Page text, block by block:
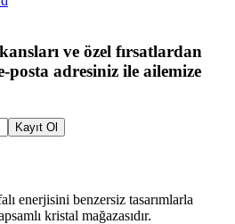
ve özel fırsatlardan
adresiniz ile ailemize
Kayıt Ol
enerjisini benzersiz tasarımlarla
kristal mağazasıdır.